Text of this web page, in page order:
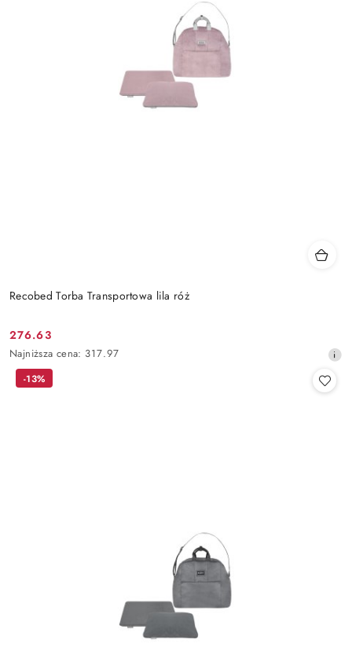
Recobed Torba Transportowa lila róż
Cena
promocyjna:
276.63
Najniższa
cena
Najniższa cena: 317.97
-13%